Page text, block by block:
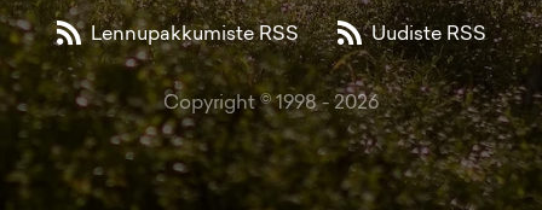
Lennupakkumiste RSS Uudiste RSS
Copyright © 1998 -2026